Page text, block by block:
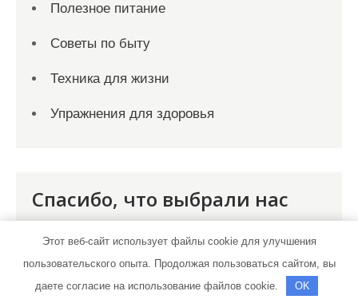
Полезное питание
Советы по быту
Техника для жизни
Упражнения для здоровья
Спасибо, что выбрали нас
Этот веб-сайт использует файлы cookie для улучшения
пользовательского опыта. Продолжая пользоваться сайтом, вы
даете согласие на использование файлов cookie.
OK